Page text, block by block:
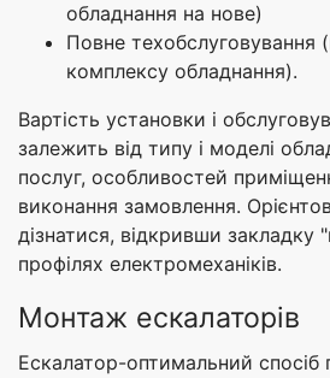
обладнання на нове)
Повне техобслуговування
комплексу обладнання).
Вартість установки і
залежить від типу і моделі
послуг, особливостей
виконання замовлення.
дізнатися, відкривши закладку
профілях електромеханіків.
Монтаж ескалаторів
Ескалатор-оптимальний спосіб